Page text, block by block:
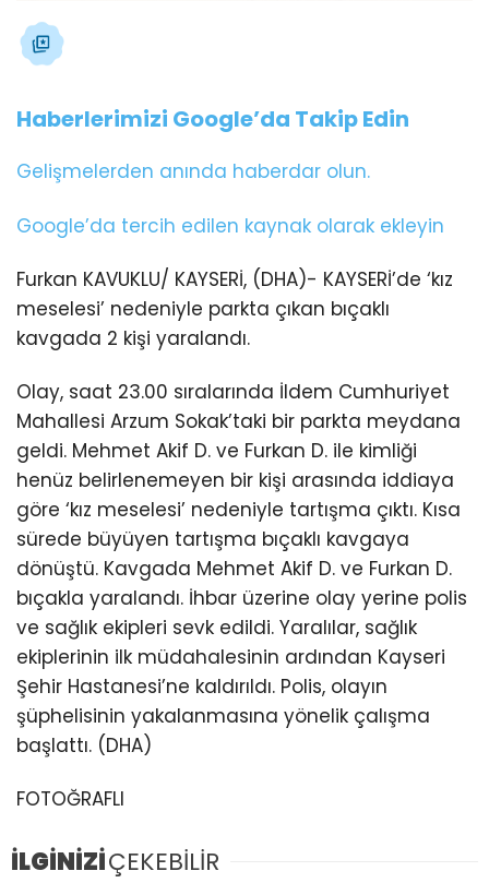
Haberlerimizi Google’da Takip Edin
Gelişmelerden anında haberdar olun.
Google’da tercih edilen kaynak olarak ekleyin
Furkan KAVUKLU/ KAYSERİ, (DHA)- KAYSERİ’de ‘kız
meselesi’ nedeniyle parkta çıkan bıçaklı
kavgada 2 kişi yaralandı.
Olay, saat 23.00 sıralarında İldem Cumhuriyet
Mahallesi Arzum Sokak’taki bir parkta meydana
geldi. Mehmet Akif D. ve Furkan D. ile kimliği
henüz belirlenemeyen bir kişi arasında iddiaya
göre ‘kız meselesi’ nedeniyle tartışma çıktı. Kısa
sürede büyüyen tartışma bıçaklı kavgaya
dönüştü. Kavgada Mehmet Akif D. ve Furkan D.
bıçakla yaralandı. İhbar üzerine olay yerine polis
ve sağlık ekipleri sevk edildi. Yaralılar, sağlık
ekiplerinin ilk müdahalesinin ardından Kayseri
Şehir Hastanesi’ne kaldırıldı. Polis, olayın
şüphelisinin yakalanmasına yönelik çalışma
başlattı. (DHA)
FOTOĞRAFLI
İLGİNİZİÇEKEBİLİR